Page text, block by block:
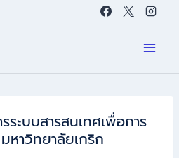
ระบบสารสนเทศเพื่อการ
หาวิทยาลัยเกริก